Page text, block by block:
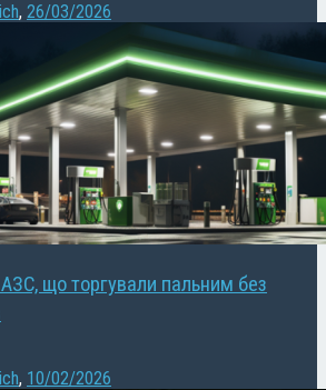
, 26/03/2026
що торгували пальним без
, 10/02/2026